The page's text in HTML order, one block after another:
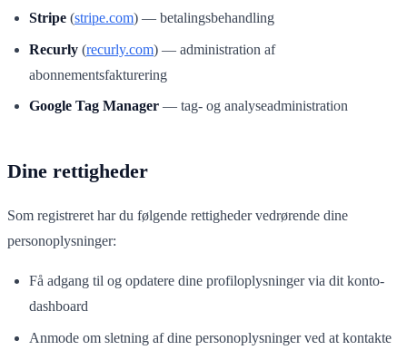
Stripe (stripe.com) — betalingsbehandling
Recurly (recurly.com) — administration af
abonnementsfakturering
Google Tag Manager — tag- og analyseadministration
Dine rettigheder
Som registreret har du følgende rettigheder vedrørende dine
personoplysninger:
Få adgang til og opdatere dine profiloplysninger via dit konto-
dashboard
Anmode om sletning af dine personoplysninger ved at kontakte